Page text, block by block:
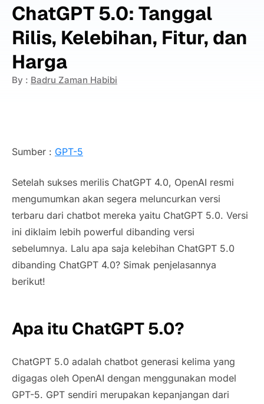
ChatGPT 5.0: Tanggal
Rilis, Kelebihan, Fitur, dan
Harga
By : Badru Zaman Habibi
Sumber : GPT-5
Setelah sukses merilis ChatGPT 4.0, OpenAI resmi
mengumumkan akan segera meluncurkan versi
terbaru dari chatbot mereka yaitu ChatGPT 5.0. Versi
ini diklaim lebih powerful dibanding versi
sebelumnya. Lalu apa saja kelebihan ChatGPT 5.0
dibanding ChatGPT 4.0? Simak penjelasannya
berikut!
Apa itu ChatGPT 5.0?
ChatGPT 5.0 adalah chatbot generasi kelima yang
digagas oleh OpenAI dengan menggunakan model
GPT-5. GPT sendiri merupakan kepanjangan dari